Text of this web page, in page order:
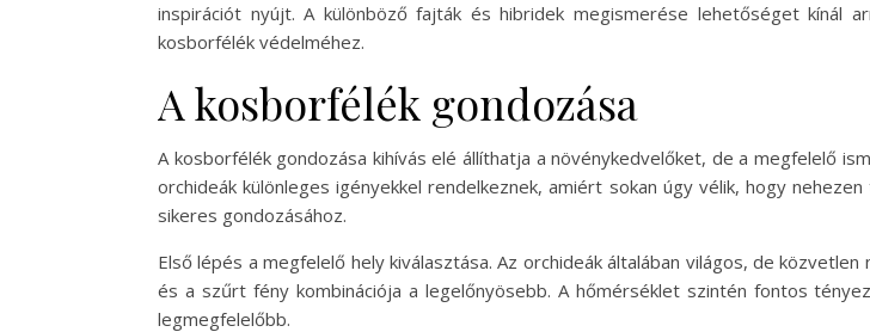
inspirációt nyújt. A különböző fajták és hibridek megismerése lehetőséget kínál
kosborfélék védelméhez.
A kosborfélék gondozása
A kosborfélék gondozása kihívás elé állíthatja a növénykedvelőket, de a megfelelő
orchideák különleges igényekkel rendelkeznek, amiért sokan úgy vélik, hogy
sikeres gondozásához.
Első lépés a megfelelő hely kiválasztása. Az orchideák általában világos, de
és a szűrt fény kombinációja a legelőnyösebb. A hőmérséklet szintén fontos
legmegfelelőbb.